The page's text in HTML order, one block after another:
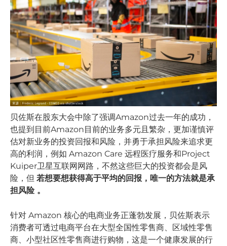
贝佐斯在股东大会中除了强调Amazon过去一年的成功，
也提到目前Amazon目前的业务多元且繁杂，更加谨慎评
估对新业务的投资回报和风险，并勇于承担风险来追求更
高的利润，例如 Amazon Care 远程医疗服务和Project
Kuiper卫星互联网网路，不然这些巨大的投资都会是风
险，但 若想要想获得高于平均的回报，唯一的方法就是承
担风险 。
针对 Amazon 核心的电商业务正蓬勃发展，贝佐斯表示
消费者可透过电商平台在大型全国性零售商、区域性零售
商、小型社区性零售商进行购物，这是一个健康发展的行